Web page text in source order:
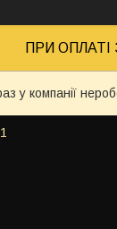
ПРИ ОПЛАТІ
у компанії